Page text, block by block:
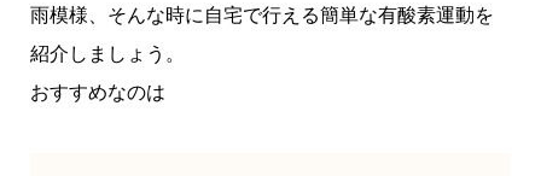
雨模様、そんな時に自宅で行える簡単な有酸素運動を
紹介しましょう。
おすすめなのは